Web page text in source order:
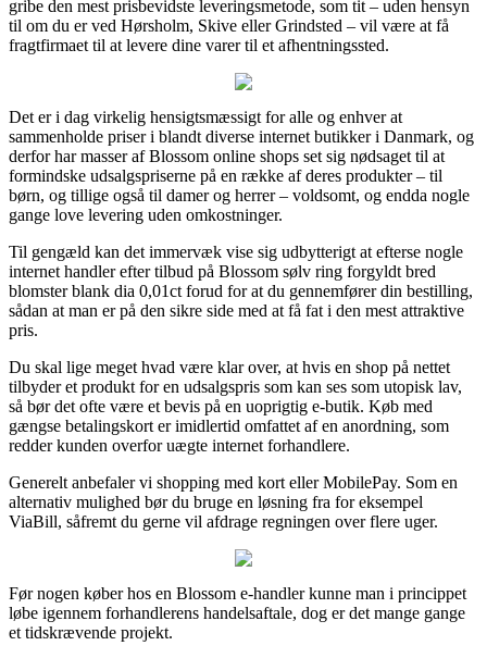
gribe den mest prisbevidste leveringsmetode, som tit – uden hensyn
til om du er ved Hørsholm, Skive eller Grindsted – vil være at få
fragtfirmaet til at levere dine varer til et afhentningssted.
Det er i dag virkelig hensigtsmæssigt for alle og enhver at
sammenholde priser i blandt diverse internet butikker i Danmark, og
derfor har masser af Blossom online shops set sig nødsaget til at
formindske udsalgspriserne på en række af deres produkter – til
børn, og tillige også til damer og herrer – voldsomt, og endda nogle
gange love levering uden omkostninger.
Til gengæld kan det immervæk vise sig udbytterigt at efterse nogle
internet handler efter tilbud på Blossom sølv ring forgyldt bred
blomster blank dia 0,01ct forud for at du gennemfører din bestilling,
sådan at man er på den sikre side med at få fat i den mest attraktive
pris.
Du skal lige meget hvad være klar over, at hvis en shop på nettet
tilbyder et produkt for en udsalgspris som kan ses som utopisk lav,
så bør det ofte være et bevis på en uoprigtig e-butik. Køb med
gængse betalingskort er imidlertid omfattet af en anordning, som
redder kunden overfor uægte internet forhandlere.
Generelt anbefaler vi shopping med kort eller MobilePay. Som en
alternativ mulighed bør du bruge en løsning fra for eksempel
ViaBill, såfremt du gerne vil afdrage regningen over flere uger.
Før nogen køber hos en Blossom e-handler kunne man i princippet
løbe igennem forhandlerens handelsaftale, dog er det mange gange
et tidskrævende projekt.